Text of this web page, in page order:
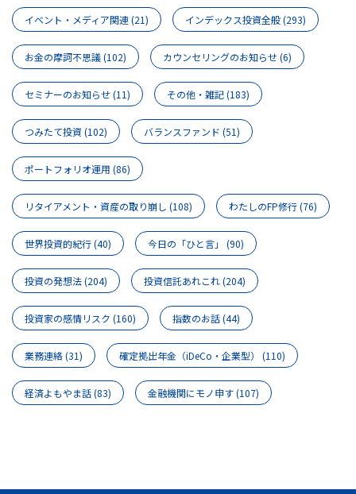
イベント・メディア関連(21) インデックス投資全般(293)
お金の摩訶不思議(102) カウンセリングのお知らせ(6)
セミナーのお知らせ(11) その他・雑記(183)
つみたて投資(102) バランスファンド (51)
ポートフォリオ運用 (86)
リタイアメント・資産の取り崩し (108) わたしのFP修行(76)
世界投資的紀行(40) 今日の「ひと言」 (90)
投資の発想法(204) 投資信託あれこれ(204)
投資家の感情リスク (160) 指数のお話(44)
業務連絡(31) 確定拠出年金（iDeCo・企業型） (110)
経済よもやま話(83) 金融機関にモノ申す(107)